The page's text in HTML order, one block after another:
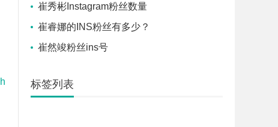
h
崔秀彬Instagram粉丝数量
崔睿娜的INS粉丝有多少？
崔然竣粉丝ins号
标签列表